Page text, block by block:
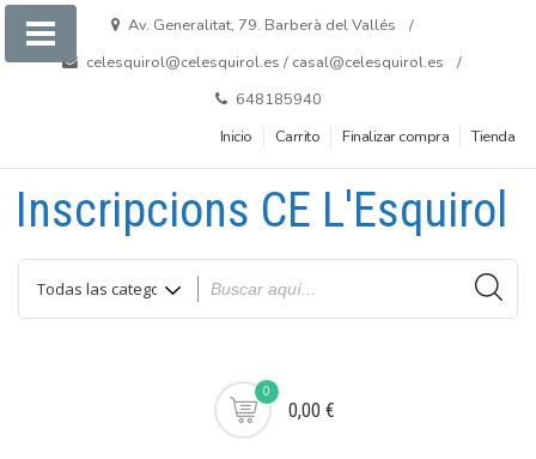
Saltar
contenido
Av. Generalitat, 79. Barberà del Vallés
celesquirol@celesquirol.es / casal@celesquirol.es
648185940
Inicio
Carrito Finalizar compra Tienda
Inscripcions CE L'Esquirol
0
0,00 €